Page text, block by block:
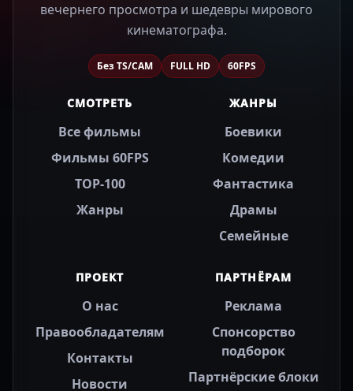
вечернего просмотра и шедевры мирового
кинематографа.
Без TS/CAM FULL HD 60FPS
СМОТРЕТЬ
Все фильмы
Фильмы 60FPS
TOP-100
Жанры
ЖАНРЫ
Боевики
Комедии
Фантастика
Драмы
Семейные
ПРОЕКТ
О нас
Правообладателям
Контакты
Новости
ПАРТНЁРАМ
Реклама
Спонсорство
подборок
Партнёрские блоки